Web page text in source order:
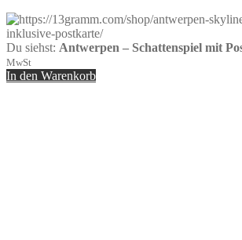
Du siehst: Antwerpen – Schattenspiel mit
MwSt
In den Warenkorb